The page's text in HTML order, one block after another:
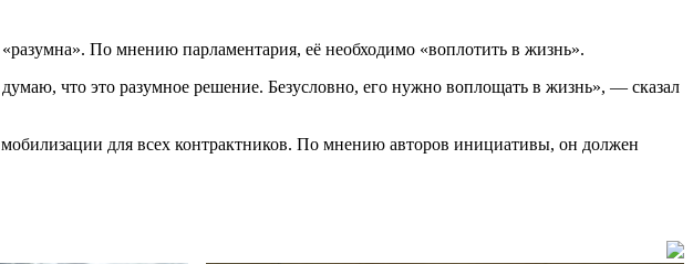
По мнению парламентария, её необходимо «воплотить в жизнь».
что это разумное решение. Безусловно, его нужно воплощать в жизнь», — сказал
для всех контрактников. По мнению авторов инициативы, он должен